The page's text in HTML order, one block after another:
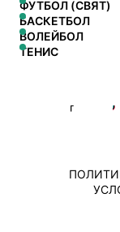
ФУТБОЛ (СВЯТ)
БАСКЕТБОЛ
ВОЛЕЙБОЛ
ТЕНИС